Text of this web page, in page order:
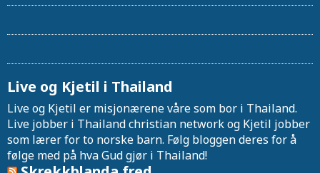
Live og Kjetil i Thailand
Live og Kjetil er misjonærene våre som bor i Thailand.
Live jobber i Thailand christian network og Kjetil jobber
som lærer for to norske barn. Følg bloggen deres for å
følge med på hva Gud gjør i Thailand!